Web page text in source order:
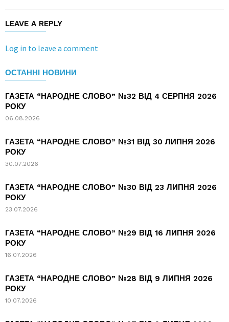
LEAVE A REPLY
Log in to leave a comment
ОСТАННІ НОВИНИ
ГАЗЕТА “НАРОДНЕ СЛОВО” №32 ВІД 4 СЕРПНЯ 2026
РОКУ
06.08.2026
ГАЗЕТА “НАРОДНЕ СЛОВО” №31 ВІД 30 ЛИПНЯ 2026
РОКУ
30.07.2026
ГАЗЕТА “НАРОДНЕ СЛОВО” №30 ВІД 23 ЛИПНЯ 2026
РОКУ
23.07.2026
ГАЗЕТА “НАРОДНЕ СЛОВО” №29 ВІД 16 ЛИПНЯ 2026
РОКУ
16.07.2026
ГАЗЕТА “НАРОДНЕ СЛОВО” №28 ВІД 9 ЛИПНЯ 2026
РОКУ
10.07.2026